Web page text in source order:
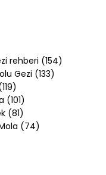
yazı
rehberi (154)
yazı
Gezi (133)
(101)
(81)
(74)